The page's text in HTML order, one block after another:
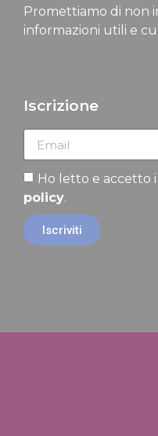
Promettiamo di non
informazioni utili e
Iscrizione
Ho letto e accetto
policy.
Iscriviti